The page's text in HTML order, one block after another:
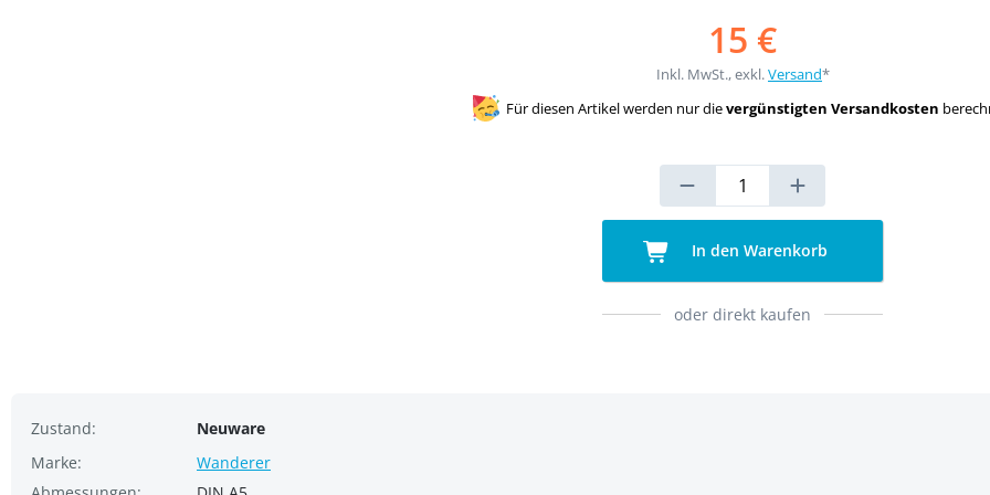
15 €
Inkl. MwSt., exkl.Versand*
Für diesen Artikel werden nur dievergünstigten Versandkosten
In den Warenkorb
oder direkt kaufen
Zustand:
Neuware
Marke:
Wanderer